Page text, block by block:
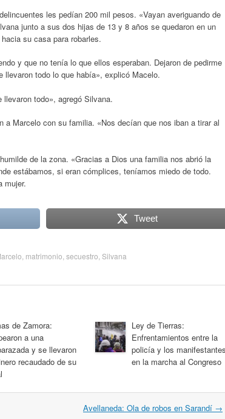
les pedían 200 mil pesos. «Vayan averiguando de
junto a sus dos hijas de 13 y 8 años se quedaron en un
su casa para robarles.
y que no tenía lo que ellos esperaban. Dejaron de pedirme
todo lo que había», explicó Macelo.
todo», agregó Silvana.
a Marcelo con su familia. «Nos decían que nos iban a tirar al
de la zona. «Gracias a Dios una familia nos abrió la
estábamos, si eran cómplices, teníamos miedo de todo.
mujer.
Tweet
matrimonio secuestro Silvana
de Zamora:
a una
y se llevaron
recaudado de su
Ley de Tierras:
Enfrentamientos entre la
policía y los
en la marcha al Congreso
Avellaneda: Ola de robos en Sarandí →